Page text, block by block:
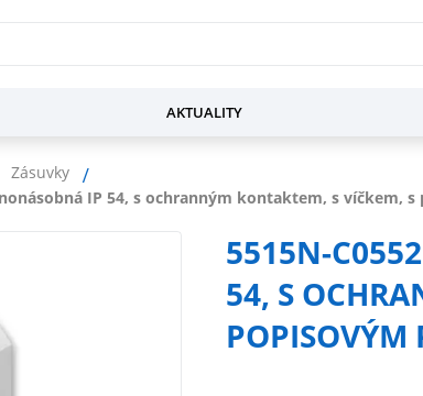
AKTUALITY
Zásuvky
IP 54, s ochranným kontaktem, s víčkem,
5515N-
54, S
POPISOVÝM